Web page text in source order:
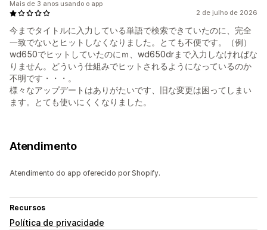
2 de julho de 2026
今までタイトルに入力している単語で検索できていたのに、完全
一致でないとヒットしなくなりました。とても不便です。（例）
wd650でヒットしていたのにｍ、wd650drまで入力しなければな
りません。どういう仕組みでヒットされるようになっているのか
不明です・・・。
様々なアップデートはありがたいです、旧な変更は困ってしまい
ます。とても使いにくくなりました。
Mais de 3 anos usando o app
Atendimento
Atendimento do app oferecido por Shopify.
Recursos
Política de privacidade